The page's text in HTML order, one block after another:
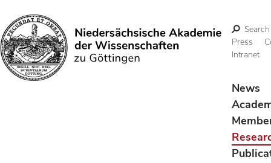
Search
Search
Press
Intranet
News